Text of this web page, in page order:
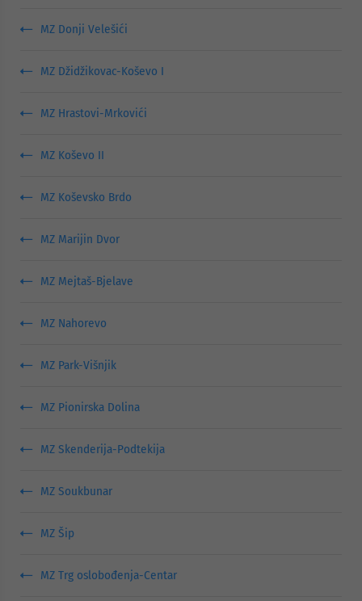
MZ Donji Velešići
MZ Džidžikovac-Koševo I
MZ Hrastovi-Mrkovići
MZ Koševo II
MZ Koševsko Brdo
MZ Marijin Dvor
MZ Mejtaš-Bjelave
MZ Nahorevo
MZ Park-Višnjik
MZ Pionirska Dolina
MZ Skenderija-Podtekija
MZ Soukbunar
MZ Šip
MZ Trg oslobođenja-Centar